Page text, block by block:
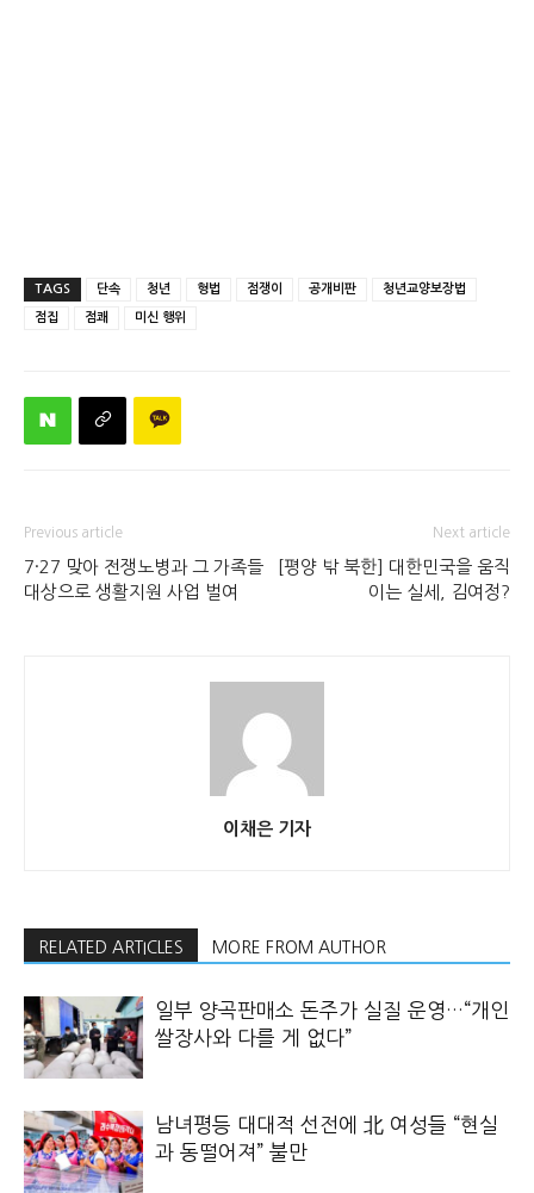
TAGS 단속 청년 형법 점쟁이 공개비판 청년교양보장법
점집 점쾌 미신 행위
Previous article
7·27 맞아 전쟁노병과 그 가족들
대상으로 생활지원 사업 벌여
Next article
[평양 밖 북한] 대한민국을 움직
이는 실세, 김여정?
이채은 기자
RELATED ARTICLES MORE FROM AUTHOR
일부 양곡판매소 돈주가 실질 운영…“개인
쌀장사와 다를 게 없다”
남녀평등 대대적 선전에 北 여성들 “현실
과 동떨어져” 불만